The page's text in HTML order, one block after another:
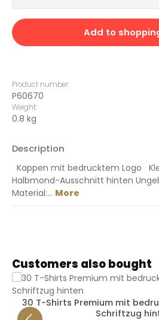
Add to
Product number:
P60670
Weight:
0.8 kg
Description
Kappen mit bedrucktem Logo
Halbmond-Ausschnitt hinten
Material:… More
Skip product gallery
Customers also bought
30 T-Shirts Premium mit
Schriftzug